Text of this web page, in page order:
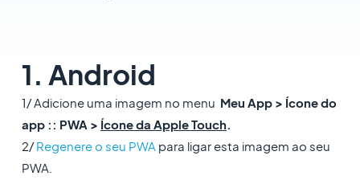
1. Android
1/ Adicione uma imagem no menu Meu App > Ícone do
app :: PWA > Ícone da Apple Touch.
2/Regenere o seu PWA para ligar esta imagem ao seu
PWA.